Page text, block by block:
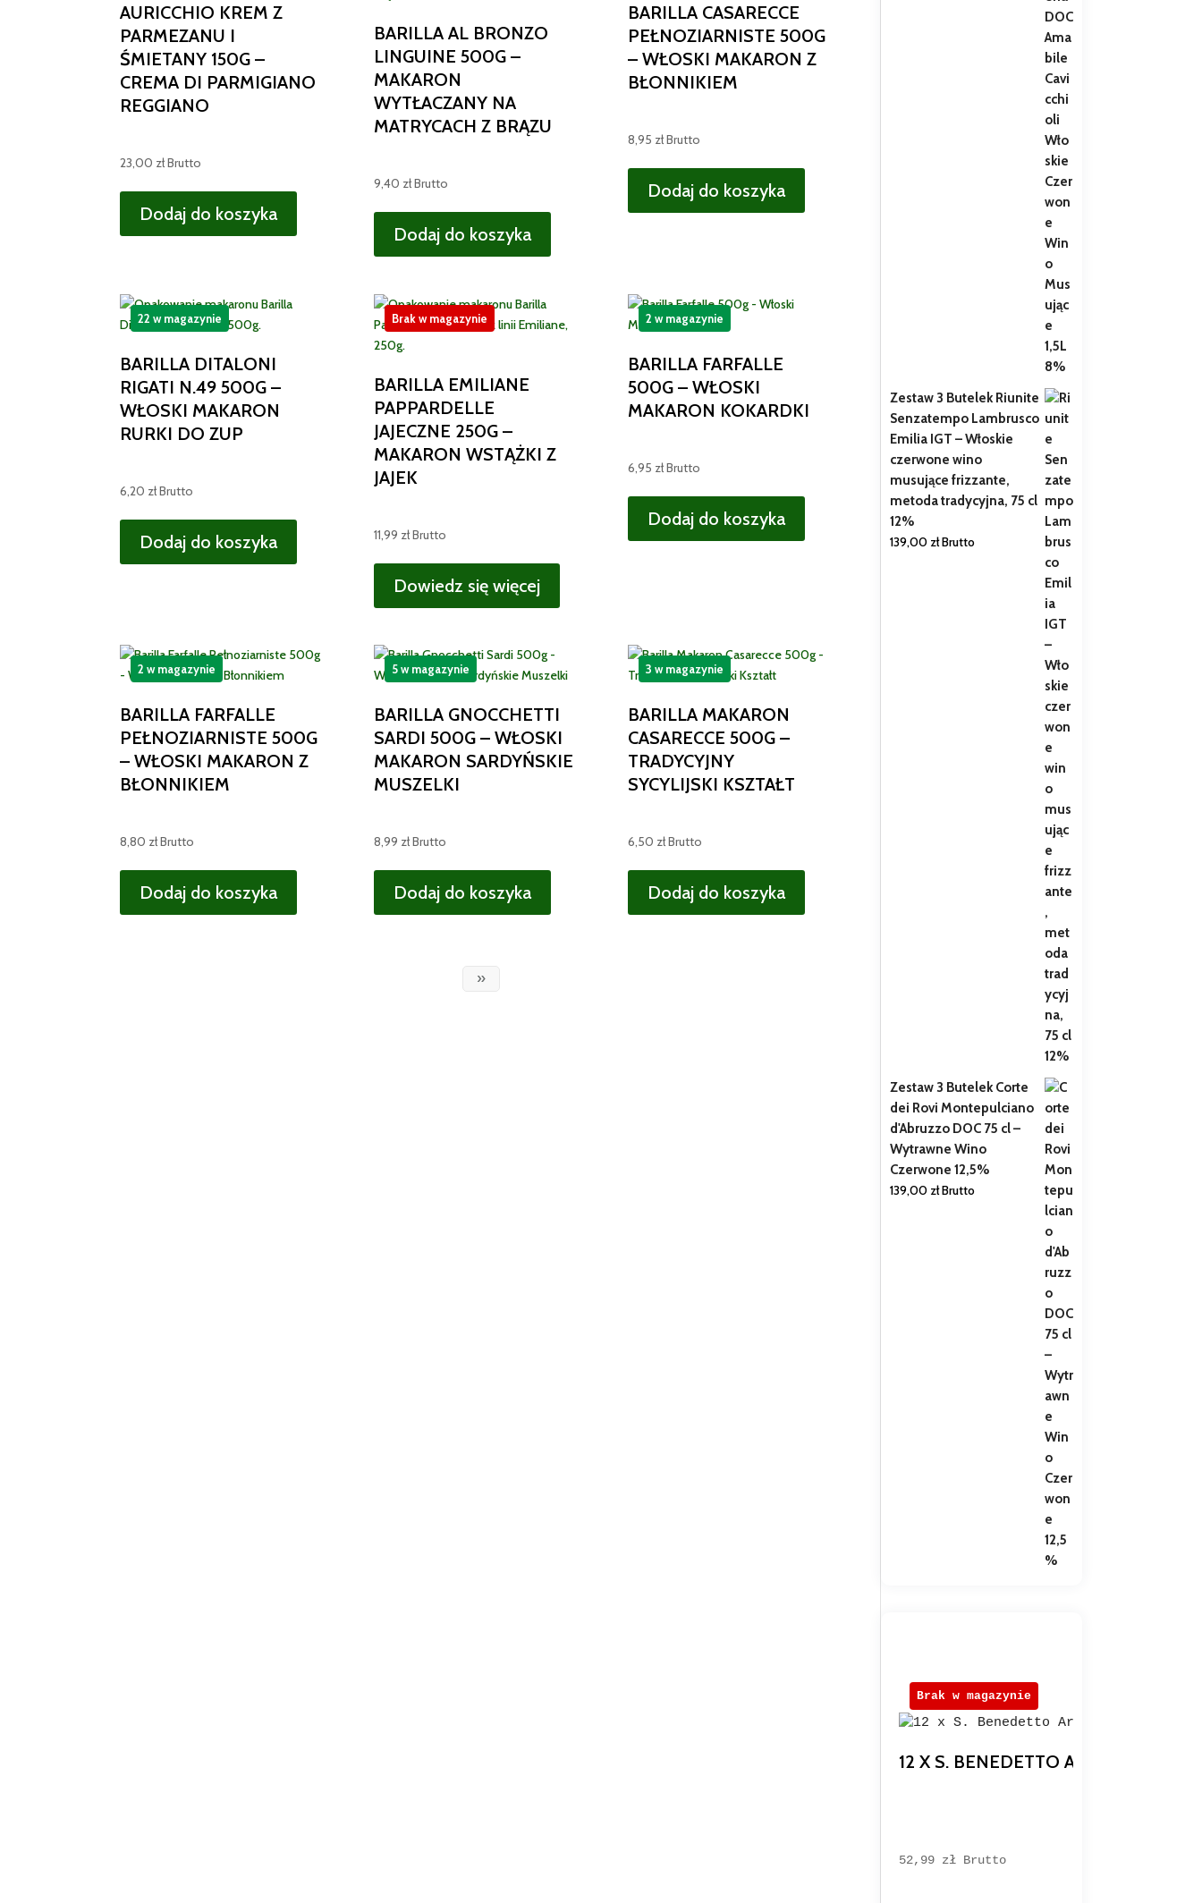
AURICCHIO KREM Z
PARMEZANU I
ŚMIETANY 150G –
CREMA DI PARMIGIANO
REGGIANO
23,00 złBrutto
Dodaj do koszyka
BARILLA AL BRONZO
LINGUINE 500G –
MAKARON
WYTŁACZANY NA
MATRYCACH Z BRĄZU
9,40 złBrutto
Dodaj do koszyka
BARILLA CASARECCE
PEŁNOZIARNISTE 500G
– WŁOSKI MAKARON Z
BŁONNIKIEM
8,95 złBrutto
Dodaj do koszyka
BARILLA DITALONI
RIGATI N.49 500G –
WŁOSKI MAKARON
RURKI DO ZUP
6,20 złBrutto
Dodaj do koszyka
22 w magazynie
BARILLA EMILIANE
PAPPARDELLE
JAJECZNE 250G –
MAKARON WSTĄŻKI Z
JAJEK
11,99 złBrutto
Dowiedz się więcej
Brak w magazynie
BARILLA FARFALLE
500G – WŁOSKI
MAKARON KOKARDKI
6,95 złBrutto
Dodaj do koszyka
2 w magazynie
BARILLA FARFALLE
PEŁNOZIARNISTE 500G
– WŁOSKI MAKARON Z
BŁONNIKIEM
8,80 złBrutto
Dodaj do koszyka
2 w magazynie
BARILLA GNOCCHETTI
SARDI 500G – WŁOSKI
MAKARON SARDYŃSKIE
MUSZELKI
8,99 złBrutto
Dodaj do koszyka
5 w magazynie
BARILLA MAKARON
CASARECCE 500G –
TRADYCYJNY
SYCYLIJSKI KSZTAŁT
6,50 złBrutto
Dodaj do koszyka
3 w magazynie
»
Zestaw 3 Butelek Riunite
Senzatempo Lambrusco
Emilia IGT – Włoskie
czerwone wino
musujące frizzante,
metoda tradycyjna, 75 cl
12%
139,00 złBrutto
Zestaw 3 Butelek Corte
dei Rovi Montepulciano
d'Abruzzo DOC 75 cl –
Wytrawne Wino
Czerwone 12,5%
139,00 złBrutto
12 X S. BENEDETTO ARANCIA E
52,99 zł Brutto
Brak w magazynie